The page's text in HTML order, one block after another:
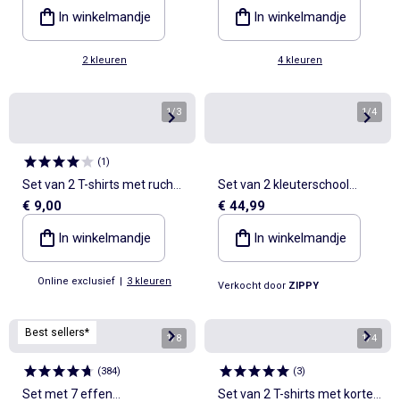
In winkelmandje
2 kleuren
In winkelmandje
4 kleuren
1/3
(1)
Set van 2 T-shirts met ruches
op de schouders
€ 9,00
In winkelmandje
Online exclusief | 3 kleuren
1/4
Set van 2 kleuterschool
blouses monsters van
emoties
€ 44,99
In winkelmandje
Verkocht door ZIPPY
Best sellers* 1/8
(384)
Set met 7 effen
1/4
(3)
Set van 2 T-shirts met korte